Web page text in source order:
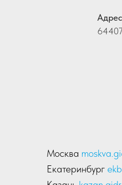
Москва
Екатеринбург